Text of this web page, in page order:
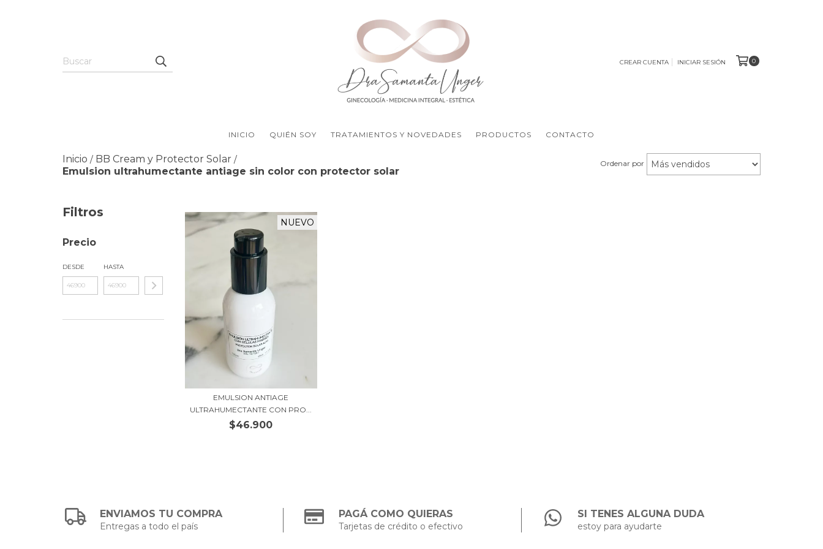
CREAR CUENTA INICIAR SESIÓN 0
INICIO QUIÉN SOY TRATAMIENTOS Y NOVEDADES PRODUCTOS CONTACTO
Inicio / BB Cream y Protector Solar /
Emulsion ultrahumectante antiage sin color con protector solar
Ordenar por
Filtros
Precio
DESDE HASTA
NUEVO
EMULSION ANTIAGE
ULTRAHUMECTANTE CON PRO...
$46.900
ENVIAMOS TU COMPRA
Entregas a todo el país
PAGÁ COMO QUIERAS
Tarjetas de crédito o efectivo
SI TENES ALGUNA DUDA
estoy para ayudarte